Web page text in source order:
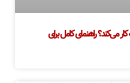
راهنمای کامل برای